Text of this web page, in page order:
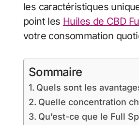
les caractéristiques
point les Huiles de CBD
votre consommation
Sommaire
Quels sont les
Quelle concentration
Qu’est-ce que le Full